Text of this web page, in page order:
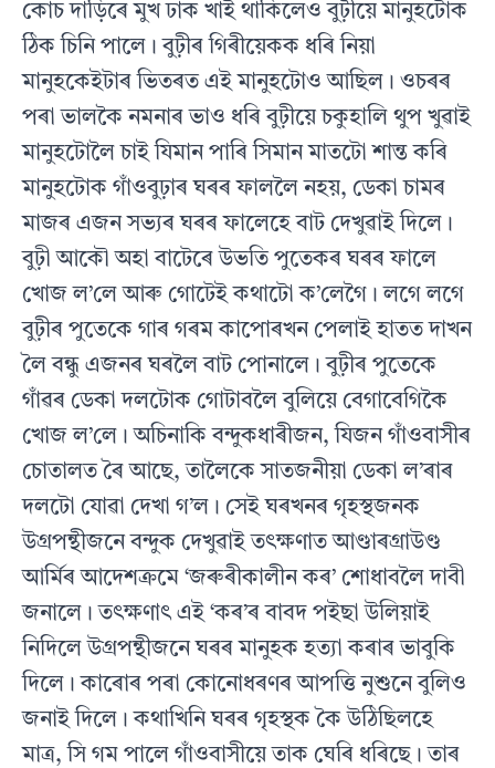
কোচ দাড়িৰে মুখ ঢাক খাই থাকিলেও বুঢ়ীয়ে মানুহটোক
ঠিক চিনি পালে। বুঢ়ীৰ গিৰীয়েকক ধৰি নিয়া
মানুহকেইটাৰ ভিতৰত এই মানুহটোও আছিল। ওচৰৰ
পৰা ভালকৈ নমনাৰ ভাও ধৰি বুঢ়ীয়ে চকুহালি থুপ খুৱাই
মানুহটোলৈ চাই যিমান পাৰি সিমান মাতটো শান্ত কৰি
মানুহটোক গাঁওবুঢ়াৰ ঘৰৰ ফাললৈ নহয়, ডেকা চামৰ
মাজৰ এজন সভ্যৰ ঘৰৰ ফালেহে বাট দেখুৱাই দিলে।
বুঢ়ী আকৌ অহা বাটেৰে উভতি পুতেকৰ ঘৰৰ ফালে
খোজ ল’লে আৰু গোটেই কথাটো ক’লেগৈ। লগে লগে
বুঢ়ীৰ পুতেকে গাৰ গৰম কাপোৰখন পেলাই হাতত দাখন
লৈ বন্ধু এজনৰ ঘৰলৈ বাট পোনালে। বুঢ়ীৰ পুতেকে
গাঁৱৰ ডেকা দলটোক গোটাবলৈ বুলিয়ে বেগাবেগিকৈ
খোজ ল’লে। অচিনাকি বন্দুকধাৰীজন, যিজন গাঁওবাসীৰ
চোতালত ৰৈ আছে, তালৈকে সাতজনীয়া ডেকা ল’ৰাৰ
দলটো যোৱা দেখা গ’ল। সেই ঘৰখনৰ গৃহস্থজনক
উগ্ৰপন্থীজনে বন্দুক দেখুৱাই তৎক্ষণাত আণ্ডাৰগ্ৰাউণ্ড
আৰ্মিৰ আদেশক্ৰমে ‘জৰুৰীকালীন কৰ’ শোধাবলৈ দাবী
জনালে। তৎক্ষণাৎ এই ‘কৰ’ৰ বাবদ পইছা উলিয়াই
নিদিলে উগ্ৰপন্থীজনে ঘৰৰ মানুহক হত্যা কৰাৰ ভাবুকি
দিলে। কাৰোৰ পৰা কোনোধৰণৰ আপত্তি নুশুনে বুলিও
জনাই দিলে। কথাখিনি ঘৰৰ গৃহস্থক কৈ উঠিছিলহে
মাত্ৰ, সি গম পালে গাঁওবাসীয়ে তাক ঘেৰি ধৰিছে। তাৰ